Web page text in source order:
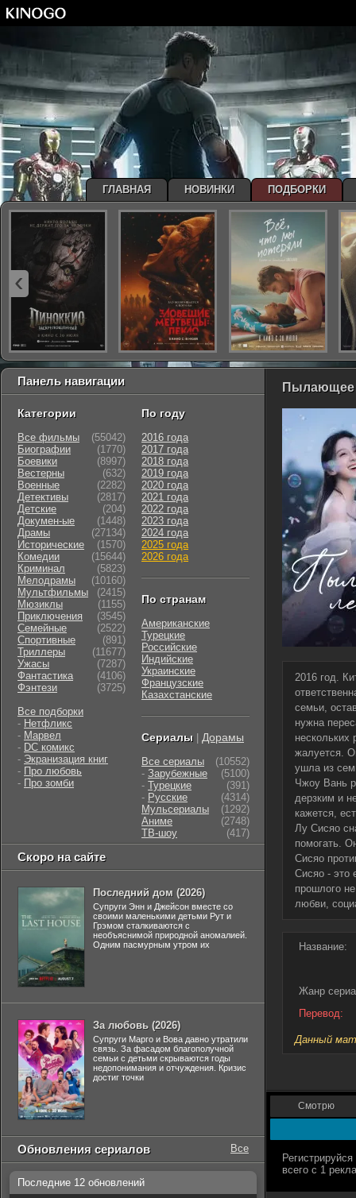
Пылающее
2016 год.
семьи,
нужна
нескольких
жалуется.
ушла из
Чжоу Вань
дерзким и
кажется,
Лу Сисяо
помогать.
Сисяо
Сисяо - это
прошлого
любви,
Название:
Жанр
Перевод:
Данный
Смотрю
Панель навигации
Категории
Все фильмы
(55042)
Биографии
(1770)
Боевики
(8997)
Вестерны
(632)
Военные
(2282)
Детективы
(2817)
Детские
(204)
Докумен-ые
(1448)
Драмы
(27134)
Исторические
(1570)
Комедии
(15644)
Криминал
(5823)
Мелодрамы
(10160)
Мультфильмы
(2415)
Мюзиклы
(1155)
Приключения
(3545)
Семейные
(2522)
Cпортивные
(891)
Триллеры
(11677)
Ужасы
(7287)
Фантастика
(4106)
Фэнтези
(3725)
Все подборки
- Нетфликс
- Марвел
- DC комикс
- Экранизация книг
- Про любовь
- Про зомби
По году
2016 года
2017 года
2018 года
2019 года
2020 года
2021 года
2022 года
2023 года
2024 года
2025 года
2026 года
По странам
Американские
Турецкие
Российские
Индийские
Украинские
Французские
Казахстанские
Сериалы Дорамы
Все сериалы
(10552)
- Зарубежные
(5100)
- Турецкие
(391)
- Русские
(4314)
Мульсериалы
(1292)
Аниме
(2748)
ТВ-шоу
(417)
Скоро на сайте
Последний дом (2026)
Супруги Энн и Джейсон вместе со
своими маленькими детьми Рут и
Грэмом сталкиваются с
необъяснимой природной аномалией.
Одним пасмурным утром их
За любовь (2026)
Супруги Марго и Вова давно утратили
связь. За фасадом благополучной
семьи с детьми скрываются годы
недопонимания и отчуждения. Кризис
достиг точки
Обновления сериалов Все
Последние 12 обновлений
ГЛАВНАЯ НОВИНКИ ПОДБОРКИ
‹